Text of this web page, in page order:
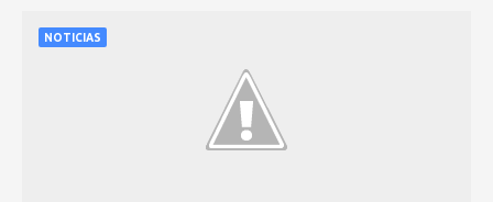
NOTICIAS